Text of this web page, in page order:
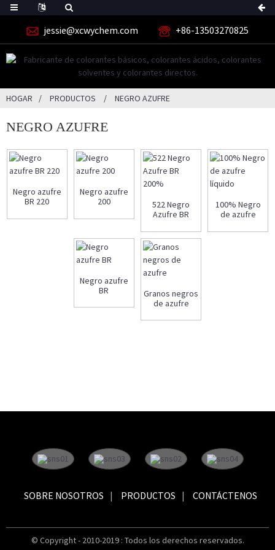
jessie@xcwychem.com +86-13503270825
HOGAR PRODUCTOS NEGRO AZUFRE
NEGRO AZUFRE
Negro azufre
BR 220
Negro azufre
200
522 Negro
Azufre BR
100% Negro
de azufre
Negro azufre
BR
Granos negros
de azufre
SOBRE NOSOTROS PRODUCTOS CONTÁCTENOS
© Copyright - 2010-2019 : Todos los derechos reservados.